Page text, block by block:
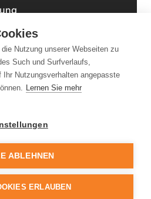
Nutzung unserer Webseiten zu
Such und Surfverlaufs,
Nutzungsverhalten angepasste
Lernen Sie mehr
ABLEHNEN
ERLAUBEN